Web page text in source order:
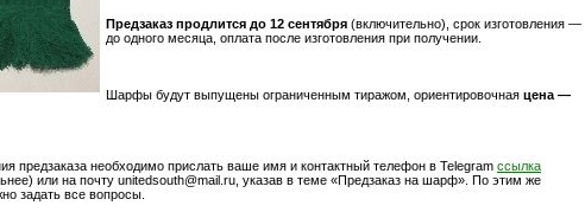
Предзаказ продлится до 12 сентября (включительно), срок изготовления —
до одного месяца, оплата после изготовления при получении.
Шарфы будут выпущены ограниченным тиражом, ориентировочная цена —
предзаказа необходимо прислать ваше имя и контактный телефон в Telegram ссылка
или на почту unitedsouth@mail.ru, указав в теме «Предзаказ на шарф». По этим же
задать все вопросы.